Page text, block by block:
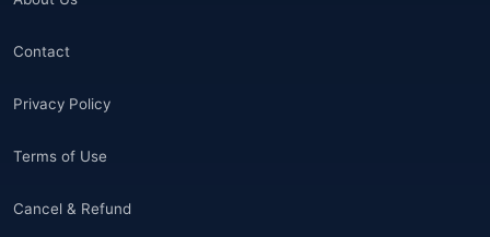
Contact
Privacy Policy
Terms of Use
Cancel & Refund